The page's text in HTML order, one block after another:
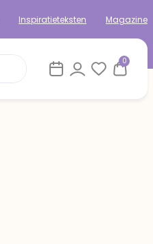
Inspiratieteksten Magazine
0